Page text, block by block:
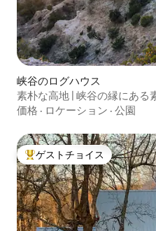
峡谷のログハウス
素朴な高地 | 峡谷の縁にある
価格 · ロケーション · 公園
大好評のゲストチョイスです
ゲストチョイス